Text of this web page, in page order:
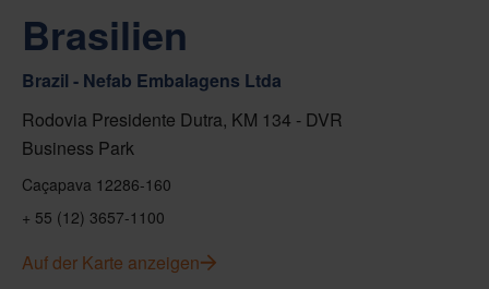
Brasilien
Brazil - Nefab Embalagens Ltda
Rodovia Presidente Dutra, KM 134 - DVR
Business Park
Caçapava 12286-160
+ 55 (12) 3657-1100
Auf der Karte anzeigen